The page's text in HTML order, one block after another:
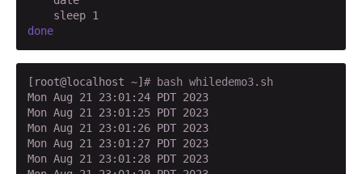
    sleep 1
done
[root@localhost ~] # bash whiledemo3.sh
Mon Aug 21 23:01:24 PDT 2023
Mon Aug 21 23:01:25 PDT 2023
Mon Aug 21 23:01:26 PDT 2023
Mon Aug 21 23:01:27 PDT 2023
Mon Aug 21 23:01:28 PDT 2023